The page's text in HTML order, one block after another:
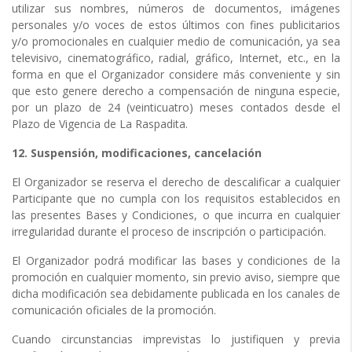
utilizar sus nombres, números de documentos, imágenes
personales y/o voces de estos últimos con fines publicitarios
y/o promocionales en cualquier medio de comunicación, ya sea
televisivo, cinematográfico, radial, gráfico, Internet, etc., en la
forma en que el Organizador considere más conveniente y sin
que esto genere derecho a compensación de ninguna especie,
por un plazo de 24 (veinticuatro) meses contados desde el
Plazo de Vigencia de La Raspadita.
12. Suspensión, modificaciones, cancelación
El Organizador se reserva el derecho de descalificar a cualquier
Participante que no cumpla con los requisitos establecidos en
las presentes Bases y Condiciones, o que incurra en cualquier
irregularidad durante el proceso de inscripción o participación.
El Organizador podrá modificar las bases y condiciones de la
promoción en cualquier momento, sin previo aviso, siempre que
dicha modificación sea debidamente publicada en los canales de
comunicación oficiales de la promoción.
Cuando circunstancias imprevistas lo justifiquen y previa